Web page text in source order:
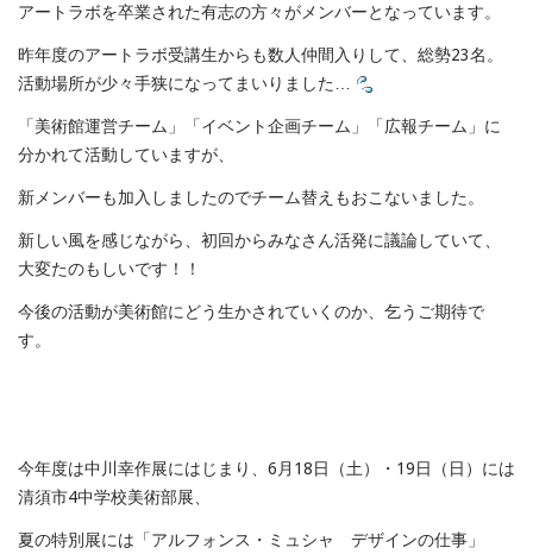
アートラボを卒業された有志の方々がメンバーとなっています。
昨年度のアートラボ受講生からも数人仲間入りして、総勢23名。
活動場所が少々手狭になってまいりました…
「美術館運営チーム」「イベント企画チーム」「広報チーム」に
分かれて活動していますが、
新メンバーも加入しましたのでチーム替えもおこないました。
新しい風を感じながら、初回からみなさん活発に議論していて、
大変たのもしいです！！
今後の活動が美術館にどう生かされていくのか、乞うご期待で
す。
今年度は中川幸作展にはじまり、6月18日（土）・19日（日）には
清須市4中学校美術部展、
夏の特別展には「アルフォンス・ミュシャ デザインの仕事」